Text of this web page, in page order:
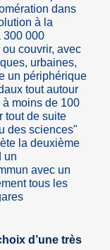
dans
à la
300 000
couvrir, avec
urbaines,
un périphérique
tout autour
à moins de 100
tout de suite
des sciences"
la deuxième
un
avec un
tous les
d’une très